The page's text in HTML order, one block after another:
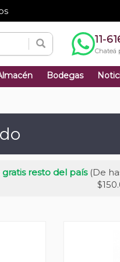
11-
Chateá
Bodegas
gratis resto del país(De